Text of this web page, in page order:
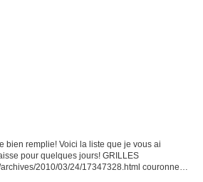
bien remplie! Voici la liste que je vous ai
pour quelques jours! GRILLES
2010/03/24/17347328.html couronnes